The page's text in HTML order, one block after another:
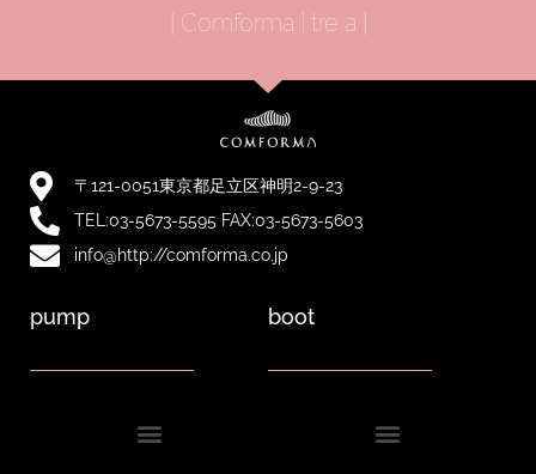
| Comforma | tre a |
〒121-0051東京都足立区神明2-9-23
TEL:03-5673-5595 FAX:03-5673-5603
info@http://comforma.co.jp
pump boot